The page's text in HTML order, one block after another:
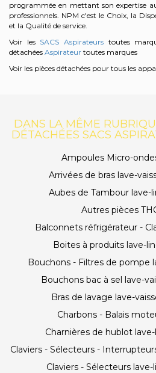
programmée en mettant son expertise
professionnels. NPM c'est le Choix, la
et la Qualité de service.
Voir les SACS Aspirateurs toutes
détachées Aspirateur toutes marques
Voir les pièces détachées pour tous les
DANS LA MÊME
DÉTACHÉES SACS
Ampoules Micro-
Arrivées de bras lave-
Aubes de Tambour lave-
Autres pièces
Balconnets réfrigérateur -
Boites à produits lave-
Bouchons - Filtres de pompe
Bouchons bac à sel lave-
Bras de lavage lave-
Charbons - Balais
Charnières de hublot
Claviers - Sélecteurs -
Claviers - Sélecteurs